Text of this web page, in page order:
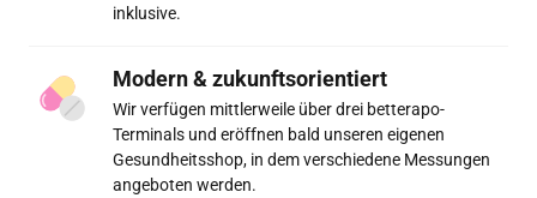
inklusive.
Modern & zukunftsorientiert
Wir verfügen mittlerweile über drei betterapo-
Terminals und eröffnen bald unseren eigenen
Gesundheitsshop, in dem verschiedene Messungen
angeboten werden.